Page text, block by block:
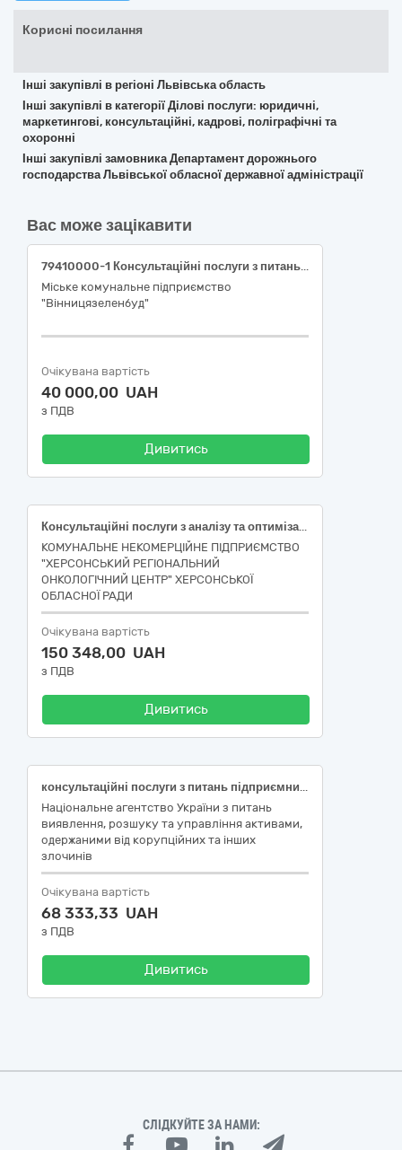
Корисні посилання
Інші закупівлі в регіоні Львівська область
Інші закупівлі в категорії Ділові послуги: юридичні,
маркетингові, консультаційні, кадрові, поліграфічні та
охоронні
Інші закупівлі замовника Департамент дорожнього
господарства Львівської обласної державної адміністрації
Вас може зацікавити
79410000-1 Консультаційні послуги з питань підприємницької діяльності та управління (Експертні послуги з проведення технічного огляду та незалежної оцінки транспортних засобів для встановлення непридатності до експлуатації та подальшого списання)
Міське комунальне підприємство
"Вінницязеленбуд"
Очікувана вартість
40 000,00 UAH
з ПДВ
Дивитись
Консультаційні послуги з аналізу та оптимізації роботи медичної інформаційної системи (МІС) за кодом ЄЗС ДК 021:2015 79410000-1 Консультаційні послуги з питань підприємницької діяльності та управління (79411100-9 Консультаційні послуги з питань розвитку підприємництва)
КОМУНАЛЬНЕ НЕКОМЕРЦІЙНЕ ПІДПРИЄМСТВО
"ХЕРСОНСЬКИЙ РЕГІОНАЛЬНИЙ
ОНКОЛОГІЧНИЙ ЦЕНТР" ХЕРСОНСЬКОЇ
ОБЛАСНОЇ РАДИ
Очікувана вартість
150 348,00 UAH
з ПДВ
Дивитись
консультаційні послуги з питань підприємницької діяльності та управління ДК 021:2015 79410000-1 (послуги з проведення незалежної оцінки активів (майна) і забезпечення рецензування звіту про оцінку майна)
Національне агентство України з питань
виявлення, розшуку та управління активами,
одержаними від корупційних та інших
злочинів
Очікувана вартість
68 333,33 UAH
з ПДВ
Дивитись
СЛІДКУЙТЕ ЗА НАМИ: